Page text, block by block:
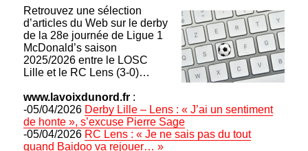
Retrouvez une sélection
d’articles du Web sur le derby
de la 28e journée de Ligue 1
McDonald’s saison
2025/2026 entre le LOSC
Lille et le RC Lens (3-0)…
www.lavoixdunord.fr :
-05/04/2026 Derby Lille – Lens : « J’ai un sentiment
de honte », s’excuse Pierre Sage
-05/04/2026 RC Lens : « Je ne sais pas du tout
quand Baidoo va rejouer… »